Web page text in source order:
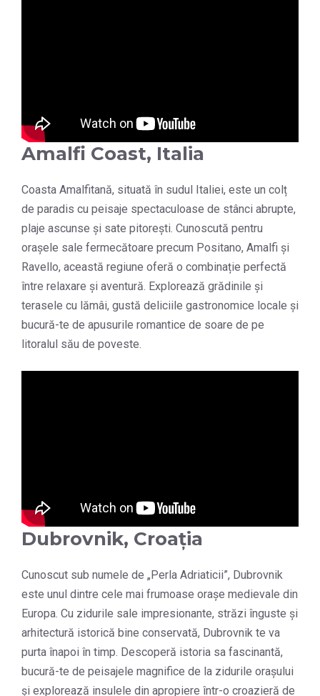
Amalfi Coast, Italia
Coasta Amalfitană, situată în sudul Italiei, este un colț
de paradis cu peisaje spectaculoase de stânci abrupte,
plaje ascunse și sate pitorești. Cunoscută pentru
orașele sale fermecătoare precum Positano, Amalfi și
Ravello, această regiune oferă o combinație perfectă
între relaxare și aventură. Explorează grădinile și
terasele cu lămâi, gustă deliciile gastronomice locale și
bucură-te de apusurile romantice de soare de pe
litoralul său de poveste.
Dubrovnik, Croația
Cunoscut sub numele de „Perla Adriaticii”, Dubrovnik
este unul dintre cele mai frumoase orașe medievale din
Europa. Cu zidurile sale impresionante, străzi înguste și
arhitectură istorică bine conservată, Dubrovnik te va
purta înapoi în timp. Descoperă istoria sa fascinantă,
bucură-te de peisajele magnifice de la zidurile orașului
și explorează insulele din apropiere într-o croazieră de